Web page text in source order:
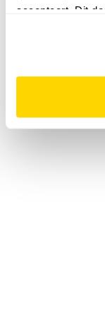
accepteert. Dit
website niet